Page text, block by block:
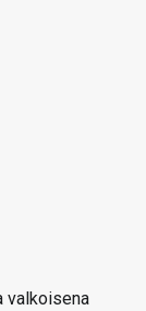
valkoisena